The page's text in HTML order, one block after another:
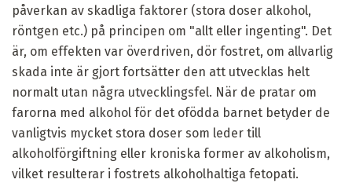
påverkan av skadliga faktorer (stora doser alkohol,
röntgen etc.) på principen om "allt eller ingenting". Det
är, om effekten var överdriven, dör fostret, om allvarlig
skada inte är gjort fortsätter den att utvecklas helt
normalt utan några utvecklingsfel. När de pratar om
farorna med alkohol för det ofödda barnet betyder de
vanligtvis mycket stora doser som leder till
alkoholförgiftning eller kroniska former av alkoholism,
vilket resulterar i fostrets alkoholhaltiga fetopati.